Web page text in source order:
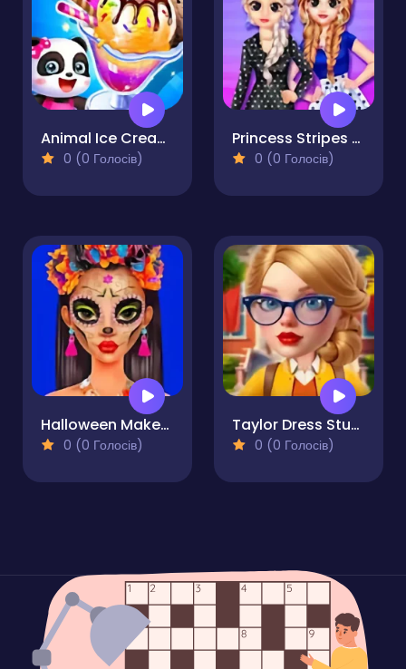
Animal Ice Cream Shop
0 (0 Голосів)
Princess Stripes Vs Dots
0 (0 Голосів)
Halloween Makeup Trends
0 (0 Голосів)
Taylor Dress Studio Preppy & Wild West & Glam
0 (0 Голосів)